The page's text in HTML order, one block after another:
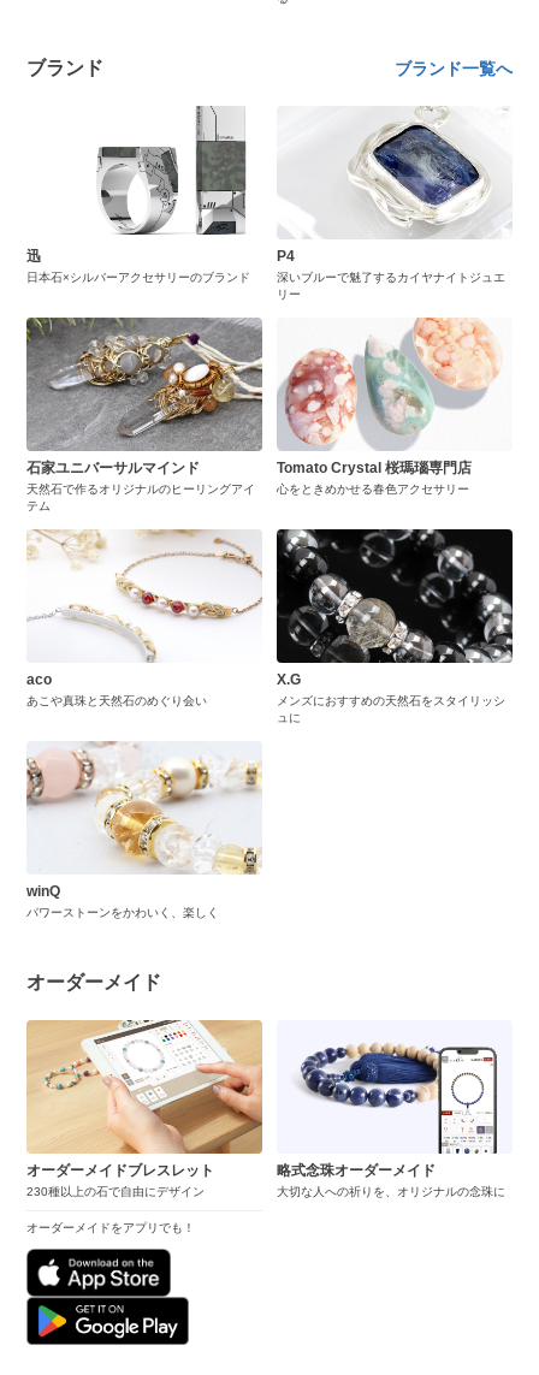
ブランド ブランド一覧へ
迅
日本石×シルバーアクセサリーのブランド
P4
深いブルーで魅了するカイヤナイトジュエ
リー
石家ユニバーサルマインド
天然石で作るオリジナルのヒーリングアイ
テム
Tomato Crystal 桜瑪瑙専門店
心をときめかせる春色アクセサリー
aco
あこや真珠と天然石のめぐり会い
X.G
メンズにおすすめの天然石をスタイリッシ
ュに
winQ
パワーストーンをかわいく、楽しく
オーダーメイド
オーダーメイドブレスレット
230種以上の石で自由にデザイン
オーダーメイドをアプリでも！
略式念珠オーダーメイド
大切な人への祈りを、オリジナルの念珠に